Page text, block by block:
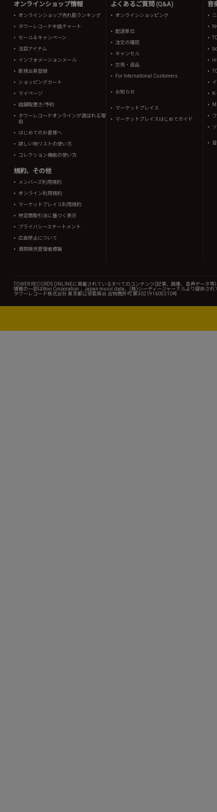
オンラインショップ情報
オンラインショップ売れ筋ランキング
タワーレコード全店チャート
セール＆キャンペーン
注目アイテム
インフォメーションメール
新規会員登録
ショッピングカート
マイページ
店舗取置き/予約
タワーレコードオンラインが選ばれる理
由
はじめてのお客様へ
欲しい物リストの使い方
コレクション機能の使い方
規約、その他
メンバーズ利用規約
オンライン利用規約
マーケットプレイス利用規約
特定商取引法に基づく表示
プライバシーステートメント
広告停止について
酒類販売管理者標識
よくあるご質問 (Q&A)
オンラインショッピング
配送単位
注文の確認
キャンセル
交換・返品
For International Customers
お知らせ
マーケットプレイス
マーケットプレイスはじめてガイド
音
TOWER RECORDS ONLINEに掲載されているすべてのコンテンツ(記事、画像、音声デー
情報の一部はRovi Corporation.、japan music data、(株)シーディージャーナルより提供され
タワーレコード株式会社 東京都公安委員会 古物商許可 第302191605310号